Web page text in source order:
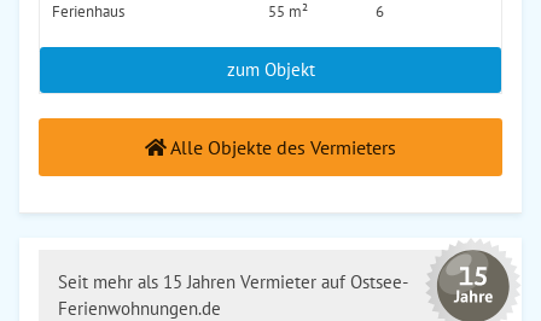
Ferienhaus 55 m² 6
zum Objekt
Alle Objekte des Vermieters
Seit mehr als 15 Jahren Vermieter auf Ostsee-
Ferienwohnungen.de